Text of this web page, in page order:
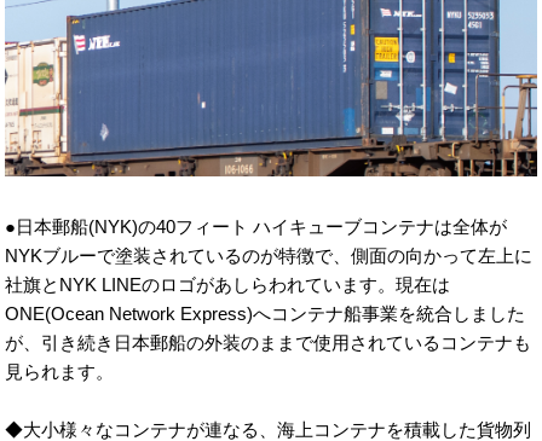
●日本郵船(NYK)の40フィート ハイキューブコンテナは全体が
NYKブルーで塗装されているのが特徴で、側面の向かって左上に
社旗とNYK LINEのロゴがあしらわれています。現在は
ONE(Ocean Network Express)へコンテナ船事業を統合しました
が、引き続き日本郵船の外装のままで使用されているコンテナも
見られます。
◆大小様々なコンテナが連なる、海上コンテナを積載した貨物列